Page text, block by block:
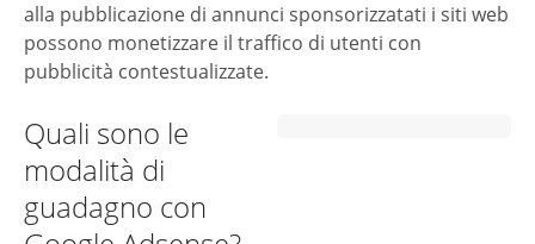
alla pubblicazione di annunci sponsorizzatati i siti web
possono monetizzare il traffico di utenti con
pubblicità contestualizzate.
Quali sono le
modalità di
guadagno con